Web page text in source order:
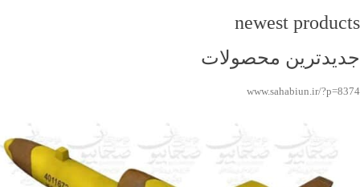
newest products
جدیدترین محصولات
www.sahabiun.ir/?p=8374